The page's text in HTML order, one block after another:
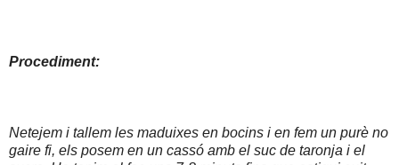
Procediment:
Netejem i tallem les maduixes en bocins i en fem un purè no
gaire fi, els posem en un cassó amb el suc de taronja i el